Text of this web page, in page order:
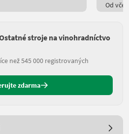
Od
stroje na vinohradníctvo
než 545 000 registrovaných
zdarma